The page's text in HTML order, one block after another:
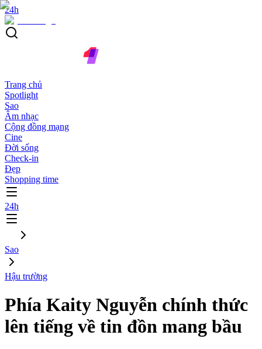
24h
Trang chủ
Spotlight
Sao
Âm nhạc
Cộng đồng mạng
Cine
Đời sống
Check-in
Đẹp
Shopping time
24h
Sao
Hậu trường
Phía Kaity Nguyễn chính thức
lên tiếng về tin đồn mang bầu